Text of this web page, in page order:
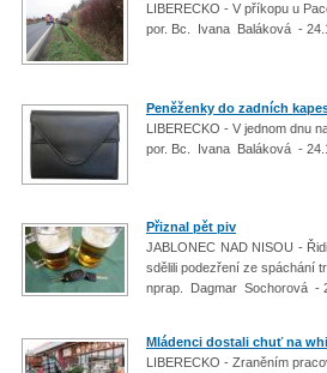
LIBERECKO - V příkopu u
por. Bc. Ivana Baláková -
Peněženky do zadních
LIBERECKO - V jednom dnu
por. Bc. Ivana Baláková -
Přiznal pět piv
JABLONEC NAD NISOU -
sdělili podezření ze spáchání
nprap. Dagmar Sochorová -
Mládenci dostali chuť na
LIBERECKO - Zraněním